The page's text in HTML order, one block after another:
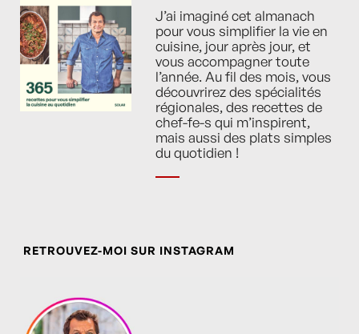
J’ai imaginé cet almanach
pour vous simplifier la vie en
cuisine, jour après jour, et
vous accompagner toute
l’année. Au fil des mois, vous
découvrirez des spécialités
régionales, des recettes de
chef-fe-s qui m’inspirent,
mais aussi des plats simples
du quotidien !
RETROUVEZ-MOI SUR INSTAGRAM